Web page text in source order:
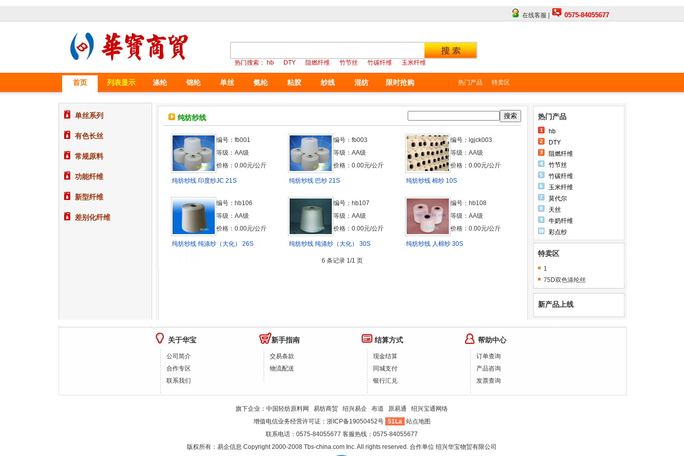
在线客服 | 0575-84055677
热门搜索： hb DTY 阻燃纤维 竹节丝 竹碳纤维 玉米纤维
首页 列表显示 涤纶 锦纶 单丝 氨纶 粘胶 纱线 混纺 限时抢购 热门产品 特卖区
单丝系列
有色长丝
常规原料
功能纤维
新型纤维
差别化纤维
纯纺纱线 搜索
编号：fb001
等级：AA级
价格：0.00元/公斤
纯纺纱线 印度纱JC 21S
编号：fb003
等级：AA级
价格：0.00元/公斤
纯纺纱线 巴纱 21S
编号：lgjck003
等级：AA级
价格：0.00元/公斤
纯纺纱线 棉纱 10S
编号：hb106
等级：AA级
价格：0.00元/公斤
纯纺纱线 纯涤纱（大化） 26S
编号：hb107
等级：AA级
价格：0.00元/公斤
纯纺纱线 纯涤纱（大化） 30S
编号：hb108
等级：AA级
价格：0.00元/公斤
纯纺纱线 人棉纱 30S
6 条记录 1/1 页
热门产品
hb
DTY
阻燃纤维
竹节丝
竹碳纤维
玉米纤维
莫代尔
天丝
牛奶纤维
彩点纱
特卖区
1
75D双色涤纶丝
新产品上线
关于华宝
公司简介
合作专区
联系我们
新手指南
交易条款
物流配送
结算方式
现金结算
同城支付
银行汇兑
帮助中心
订单查询
产品咨询
发票查询
旗下企业：中国轻纺原料网 易纺商贸 绍兴易企 布道 原易通
绍兴宝通网络
增值电信业务经营许可证： 浙ICP备19050452号 51La 站点地图
联系电话：0575-84055677 客服热线：0575-84055677
版权所有：易企信息 Copyright 2000-2008 Tbs-china.com Inc. All rights reserved. 合作单位绍兴华宝物贸有限公司